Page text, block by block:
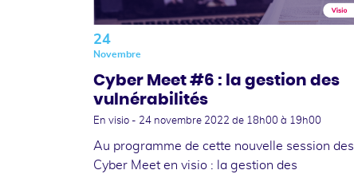
24
Novembre
Cyber Meet #6 : la gestion des
vulnérabilités
En visio - 24 novembre 2022 de 18h00 à 19h00
Au programme de cette nouvelle session des
Cyber Meet en visio : la gestion des